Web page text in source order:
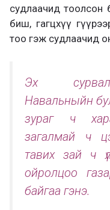
судлаачид тоолсон
биш, гагцхүү
тоо гэж судлаачид
Эх
Навальныйн
зураг ч
загалмай ч
тавих зай ч
ойролцоо
байгаа гэнэ.